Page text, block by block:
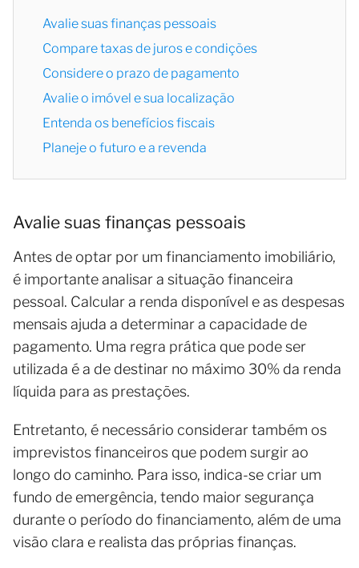
Avalie suas finanças pessoais
Compare taxas de juros e condições
Considere o prazo de pagamento
Avalie o imóvel e sua localização
Entenda os benefícios fiscais
Planeje o futuro e a revenda
Avalie suas finanças pessoais
Antes de optar por um financiamento imobiliário,
é importante analisar a situação financeira
pessoal. Calcular a renda disponível e as despesas
mensais ajuda a determinar a capacidade de
pagamento. Uma regra prática que pode ser
utilizada é a de destinar no máximo 30% da renda
líquida para as prestações.
Entretanto, é necessário considerar também os
imprevistos financeiros que podem surgir ao
longo do caminho. Para isso, indica-se criar um
fundo de emergência, tendo maior segurança
durante o período do financiamento, além de uma
visão clara e realista das próprias finanças.